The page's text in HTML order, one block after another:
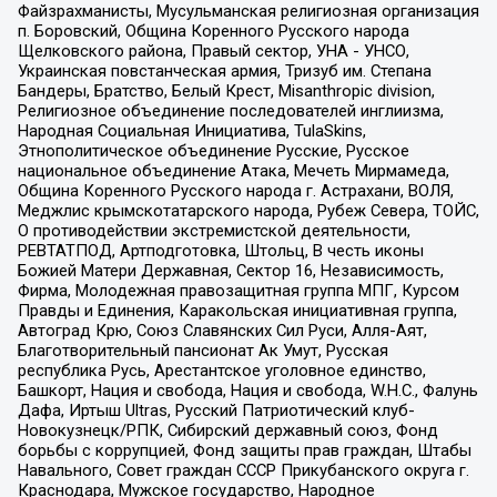
Файзрахманисты, Мусульманская религиозная организация
п. Боровский, Община Коренного Русского народа
Щелковского района, Правый сектор, УНА - УНСО,
Украинская повстанческая армия, Тризуб им. Степана
Бандеры, Братство, Белый Крест, Misanthropic division,
Религиозное объединение последователей инглиизма,
Народная Социальная Инициатива, TulaSkins,
Этнополитическое объединение Русские, Русское
национальное объединение Атака, Мечеть Мирмамеда,
Община Коренного Русского народа г. Астрахани, ВОЛЯ,
Меджлис крымскотатарского народа, Рубеж Севера, ТОЙС,
О противодействии экстремистской деятельности,
РЕВТАТПОД, Артподготовка, Штольц, В честь иконы
Божией Матери Державная, Сектор 16, Независимость,
Фирма, Молодежная правозащитная группа МПГ, Курсом
Правды и Единения, Каракольская инициативная группа,
Автоград Крю, Союз Славянских Сил Руси, Алля-Аят,
Благотворительный пансионат Ак Умут, Русская
республика Русь, Арестантское уголовное единство,
Башкорт, Нация и свобода, Нация и свобода, W.H.С., Фалунь
Дафа, Иртыш Ultras, Русский Патриотический клуб-
Новокузнецк/РПК, Сибирский державный союз, Фонд
борьбы с коррупцией, Фонд защиты прав граждан, Штабы
Навального, Совет граждан СССР Прикубанского округа г.
Краснодара, Мужское государство, Народное